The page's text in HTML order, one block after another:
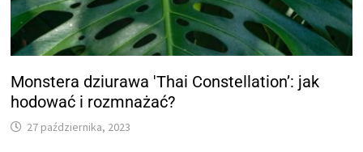
Monstera dziurawa 'Thai Constellation’: jak
hodować i rozmnażać?
27 października, 2023